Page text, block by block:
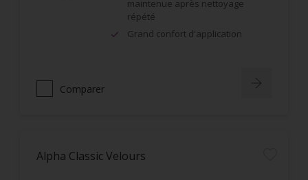
maintenue après nettoyage
répété
Grand confort d'application
Comparer
Alpha Classic Velours